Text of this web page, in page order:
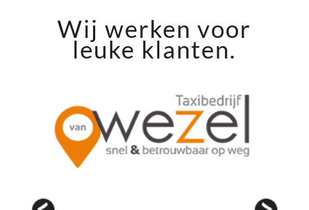
Wij werken voor
leuke klanten.